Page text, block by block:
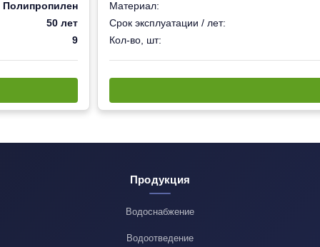
Полипропилен
50 лет
9
Материал:
Срок эксплуатации / лет:
Кол-во, шт:
Продукция
Водоснабжение
Водоотведение